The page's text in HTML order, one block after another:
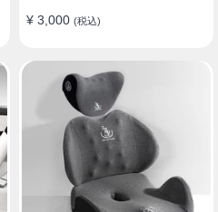
¥ 3,000 (税込)